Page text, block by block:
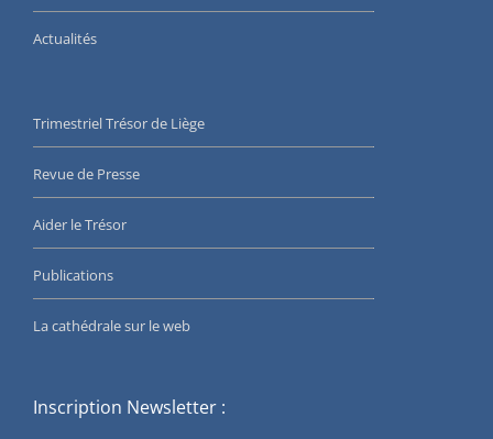
Actualités
Trimestriel Trésor de Liège
Revue de Presse
Aider le Trésor
Publications
La cathédrale sur le web
Inscription Newsletter :